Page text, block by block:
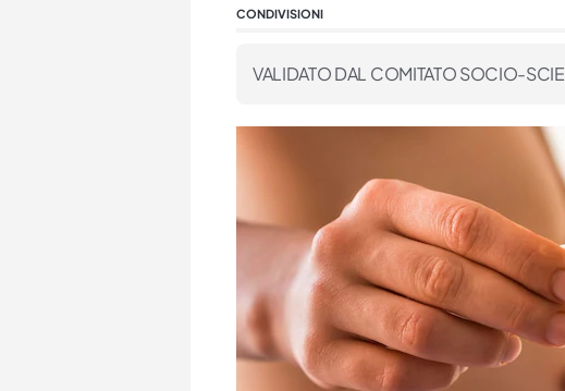
CONDIVISIONI
VALIDATO DAL COMITATO SOCIO-